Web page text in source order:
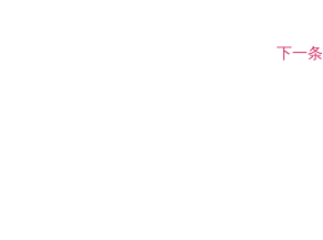
下一条